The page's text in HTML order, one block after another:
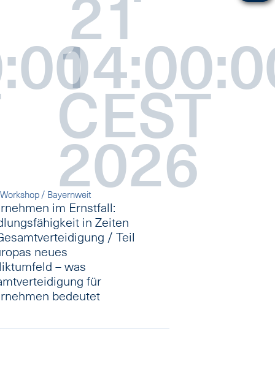
21
CEST
2026
/ Bayernweit
im Ernstfall:
in Zeiten
/ Teil
neues
– was
für
bedeutet